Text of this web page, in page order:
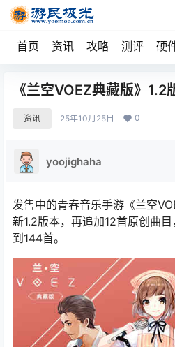
首页 资讯 攻略 测评 硬
《兰空VOEZ典藏版》
资讯 25年10月25日 0
yoojighaha
发售中的青春音乐手游《兰空
新1.2版本，再追加12首原创曲
到144首。